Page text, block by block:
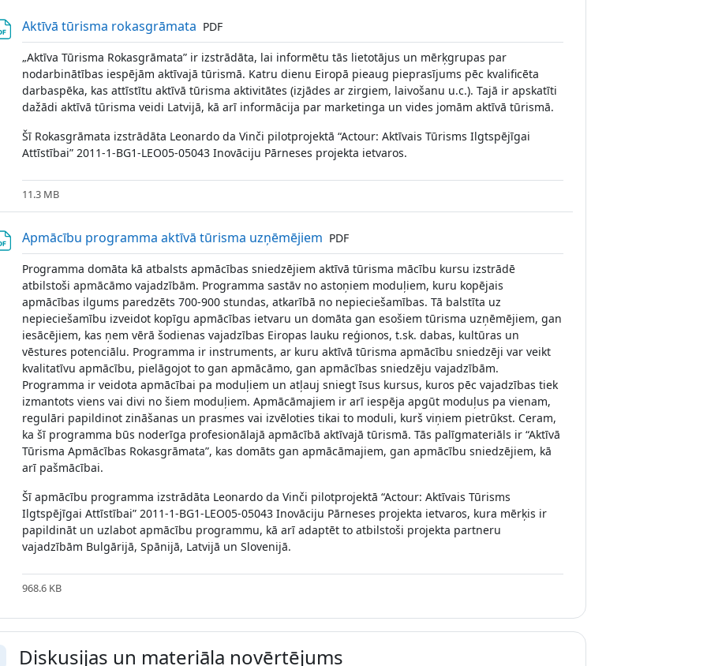
Aktīvā tūrisma rokasgrāmata File
PDF
„Aktīva Tūrisma Rokasgrāmata” ir izstrādāta, lai informētu tās lietotājus un mērķgrupas par
nodarbinātības iespējām aktīvajā tūrismā. Katru dienu Eiropā pieaug pieprasījums pēc kvalificēta
darbaspēka, kas attīstītu aktīvā tūrisma aktivitātes (izjādes ar zirgiem, laivošanu u.c.). Tajā ir apskatīti
dažādi aktīvā tūrisma veidi Latvijā, kā arī informācija par marketinga un vides jomām aktīvā tūrismā.
Šī Rokasgrāmata izstrādāta Leonardo da Vinči pilotprojektā “Actour: Aktīvais Tūrisms Ilgtspējīgai
Attīstībai” 2011-1-BG1-LEO05-05043 Inovāciju Pārneses projekta ietvaros.
11.3 MB
Apmācību programma aktīvā tūrisma uzņēmējiem File
PDF
Programma domāta kā atbalsts apmācības sniedzējiem aktīvā tūrisma mācību kursu izstrādē
atbilstoši apmācāmo vajadzībām. Programma sastāv no astoņiem moduļiem, kuru kopējais
apmācības ilgums paredzēts 700-900 stundas, atkarībā no nepieciešamības. Tā balstīta uz
nepieciešamību izveidot kopīgu apmācības ietvaru un domāta gan esošiem tūrisma uzņēmējiem, gan
iesācējiem, kas ņem vērā šodienas vajadzības Eiropas lauku reģionos, t.sk. dabas, kultūras un
vēstures potenciālu. Programma ir instruments, ar kuru aktīvā tūrisma apmācību sniedzēji var veikt
kvalitatīvu apmācību, pielāgojot to gan apmācāmo, gan apmācības sniedzēju vajadzībām.
Programma ir veidota apmācībai pa moduļiem un atļauj sniegt īsus kursus, kuros pēc vajadzības tiek
izmantots viens vai divi no šiem moduļiem. Apmācāmajiem ir arī iespēja apgūt moduļus pa vienam,
regulāri papildinot zināšanas un prasmes vai izvēloties tikai to moduli, kurš viņiem pietrūkst. Ceram,
ka šī programma būs noderīga profesionālajā apmācībā aktīvajā tūrismā. Tās palīgmateriāls ir “Aktīvā
Tūrisma Apmācības Rokasgrāmata”, kas domāts gan apmācāmajiem, gan apmācību sniedzējiem, kā
arī pašmācībai.
Šī apmācību programma izstrādāta Leonardo da Vinči pilotprojektā “Actour: Aktīvais Tūrisms
Ilgtspējīgai Attīstībai” 2011-1-BG1-LEO05-05043 Inovāciju Pārneses projekta ietvaros, kura mērķis ir
papildināt un uzlabot apmācību programmu, kā arī adaptēt to atbilstoši projekta partneru
vajadzībām Bulgārijā, Spānijā, Latvijā un Slovenijā.
968.6 KB
Diskusijas un materiāla novērtējums